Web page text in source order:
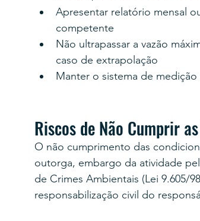
Apresentar relatório mensal
competente
Não ultrapassar a vazão
caso de extrapolação
Manter o sistema de
Riscos de Não Cumprir
O não cumprimento das
outorga, embargo da atividade
de Crimes Ambientais (Lei 9.605/
responsabilização civil do